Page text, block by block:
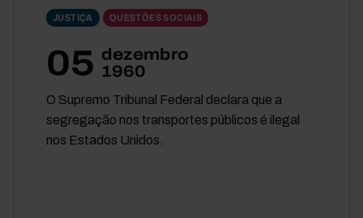
JUSTIÇA QUESTÕES SOCIAIS
05 dezembro
1960
O Supremo Tribunal Federal declara que a
segregação nos transportes públicos é ilegal
nos Estados Unidos.